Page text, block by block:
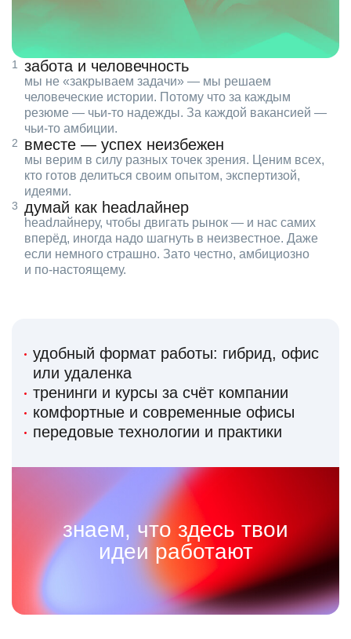
забота и человечность
мы не «закрываем задачи» — мы решаем
человеческие истории. Потому что за каждым
резюме — чьи‑то надежды. За каждой вакансией —
чьи‑то амбиции.
вместе — успех неизбежен
мы верим в силу разных точек зрения. Ценим всех,
кто готов делиться своим опытом, экспертизой,
идеями.
думай как headлайнер
headлайнеру, чтобы двигать рынок — и нас самих
вперёд, иногда надо шагнуть в неизвестное. Даже
если немного страшно. Зато честно, амбициозно
и по‑настоящему.
удобный формат работы: гибрид, офис
или удаленка
тренинги и курсы за счёт компании
комфортные и современные офисы
передовые технологии и практики
знаем, что здесь твои
идеи работают